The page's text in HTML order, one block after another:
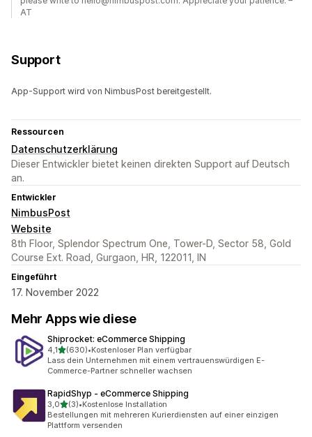
AT
Support
App-Support wird von NimbusPost bereitgestellt.
Ressourcen
Datenschutzerklärung
Dieser Entwickler bietet keinen direkten Support auf Deutsch
an.
Entwickler
NimbusPost
Website
8th Floor, Splendor Spectrum One, Tower-D, Sector 58, Gold
Course Ext. Road, Gurgaon, HR, 122011, IN
Eingeführt
17. November 2022
Mehr Apps wie diese
Shiprocket: eCommerce Shipping
4,1von 5 Sternen
(630)
630 Rezensionen insgesamt
•Kostenloser Plan verfügbar
Lass dein Unternehmen mit einem vertrauenswürdigen E-
Commerce-Partner schneller wachsen
RapidShyp ‑ eCommerce Shipping
3,0von 5 Sternen
(3)
3 Rezensionen insgesamt
•Kostenlose Installation
Bestellungen mit mehreren Kurierdiensten auf einer einzigen
Plattform versenden